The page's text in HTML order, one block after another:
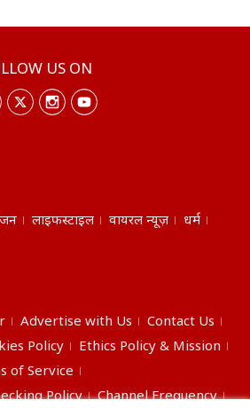
US ON
लाइफस्टाइल वायरल न्यूज़
धर्म
Advertise with Us
Contact Us
Policy
Ethics Policy & Mission
of Service
Policy
Channel Frequency